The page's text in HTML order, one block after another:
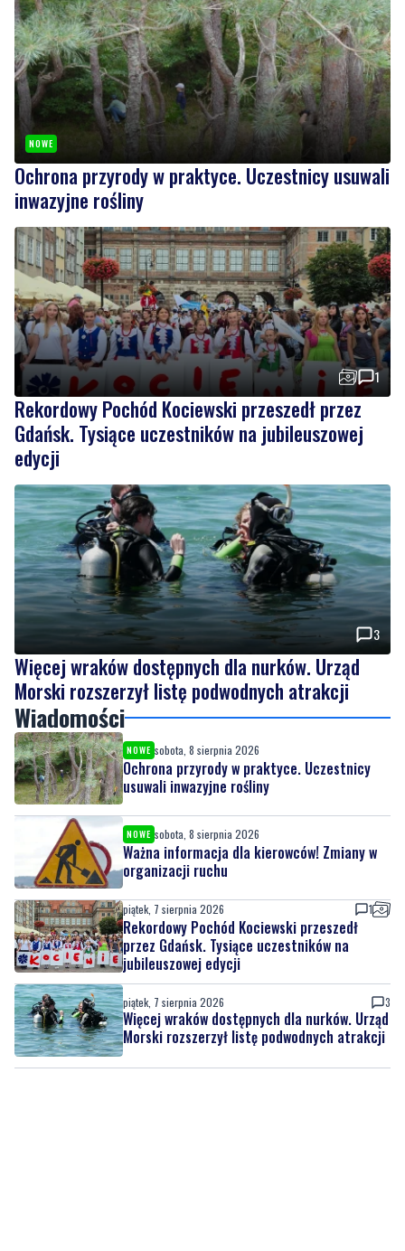
NOWE
Ochrona przyrody w praktyce. Uczestnicy usuwali
inwazyjne rośliny
1
Rekordowy Pochód Kociewski przeszedł przez
Gdańsk. Tysiące uczestników na jubileuszowej
edycji
3
Więcej wraków dostępnych dla nurków. Urząd
Morski rozszerzył listę podwodnych atrakcji
Wiadomości
NOWE sobota, 8 sierpnia 2026
Ochrona przyrody w praktyce. Uczestnicy
usuwali inwazyjne rośliny
NOWE sobota, 8 sierpnia 2026
Ważna informacja dla kierowców! Zmiany w
organizacji ruchu
piątek, 7 sierpnia 2026 1
Rekordowy Pochód Kociewski przeszedł
przez Gdańsk. Tysiące uczestników na
jubileuszowej edycji
piątek, 7 sierpnia 2026 3
Więcej wraków dostępnych dla nurków. Urząd
Morski rozszerzył listę podwodnych atrakcji